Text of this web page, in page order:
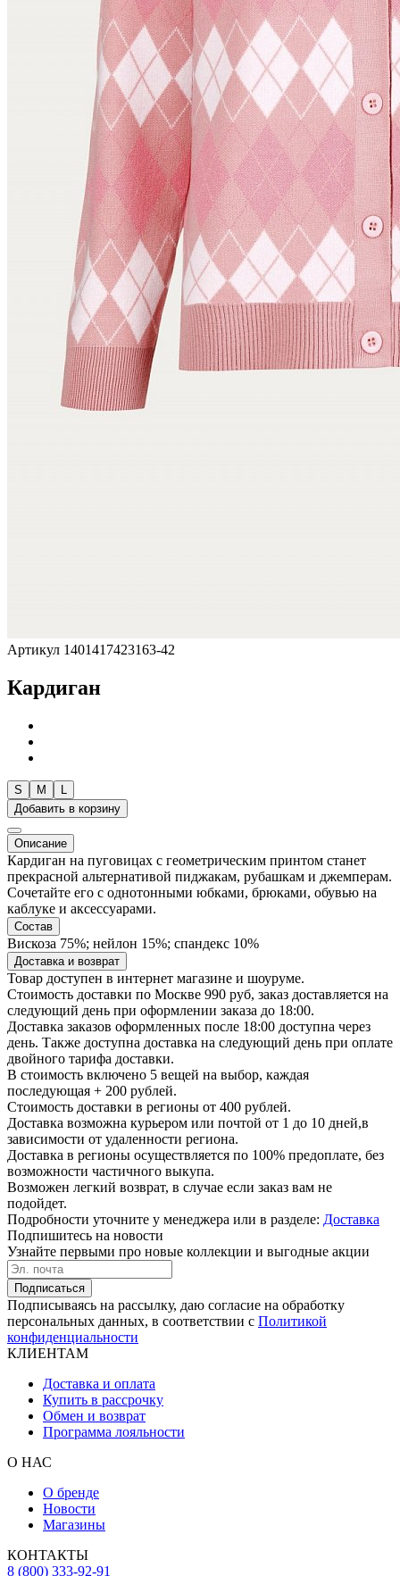
Артикул 1401417423163-42
Кардиган
S M
Добавить в корзину
Описание
Кардиган на пуговицах с геометрическим принтом станет
прекрасной альтернативой пиджакам, рубашкам и джемперам.
Сочетайте его с однотонными юбками, брюками, обувью на
каблуке и аксессуарами.
Состав
Вискоза 75%; нейлон 15%; спандекс 10%
Доставка и возврат
Товар доступен в интернет магазине и шоуруме.
Стоимость доставки по Москве 990 руб, заказ доставляется на
следующий день при оформлении заказа до 18:00.
Доставка заказов оформленных после 18:00 доступна через
день. Также доступна доставка на следующий день при оплате
двойного тарифа доставки.
В стоимость включено 5 вещей на выбор, каждая
последующая + 200 рублей.
Стоимость доставки в регионы от 400 рублей.
Доставка возможна курьером или почтой от 1 до 10 дней,в
зависимости от удаленности региона.
Доставка в регионы осуществляется по 100% предоплате, без
возможности частичного выкупа.
Возможен легкий возврат, в случае если заказ вам не
подойдет.
Подробности уточните у менеджера или в разделе: Доставка
Подпишитесь на новости
Узнайте первыми про новые коллекции и выгодные акции
Подписаться
Подписываясь на рассылку, даю согласие на обработку
персональных данных, в соответствии с Политикой
конфиденциальности
КЛИЕНТАМ
Доставка и оплата
Купить в рассрочку
Обмен и возврат
Программа лояльности
О НАС
О бренде
Новости
Магазины
КОНТАКТЫ
8 (800) 333-92-91